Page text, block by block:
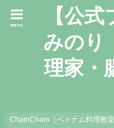
【公
みのり
理家・
menu
ChamCham（ベトナム料理教室